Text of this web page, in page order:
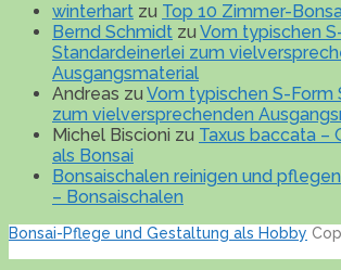
winterhart zu Top 10 Zimmer-
Bernd Schmidt zu Vom typischen
Standardeinerlei zum
Ausgangsmaterial
Andreas zu Vom typischen S-Form
zum vielversprechenden
Michel Biscioni zu Taxus baccata –
als Bonsai
Bonsaischalen reinigen und pflegen
– Bonsaischalen
Bonsai-Pflege und Gestaltung als Hobby